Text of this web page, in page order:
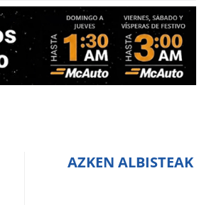
AZKEN ALBISTEAK